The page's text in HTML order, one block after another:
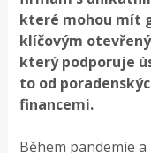
které mohou mít
klíčovým
který podporuje
to od
financemi.
Během pandemie